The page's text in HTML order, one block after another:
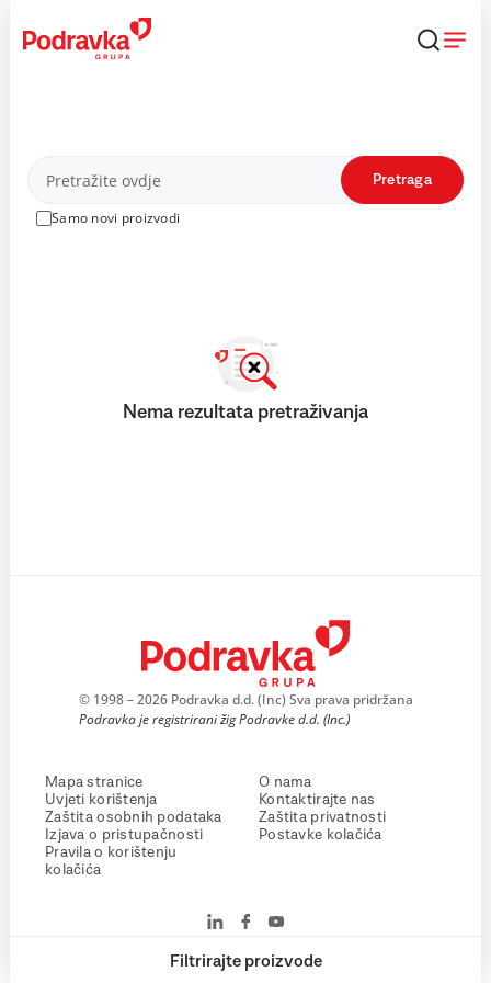
content
Proizvodi
Samo novi proizvodi
Pretraga
Filtrirajte proizvode
Nema rezultata pretraživanja
© 1998 – 2026 Podravka d.d. (Inc) Sva prava pridržana
Podravka je registrirani žig Podravke d.d. (Inc.)
Mapa stranice
Uvjeti korištenja
Zaštita osobnih podataka
Izjava o pristupačnosti
Pravila o korištenju
kolačića
O nama
Kontaktirajte nas
Zaštita privatnosti
Postavke kolačića